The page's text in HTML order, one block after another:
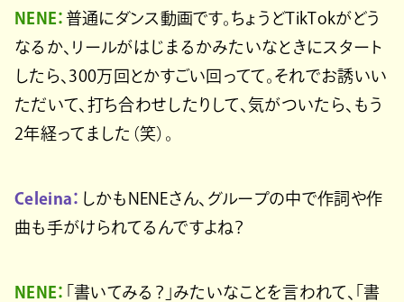
NENE： 普通にダンス動画です。ちょうどTikTokがどう
なるか、リールがはじまるかみたいなときにスタート
したら、300万回とかすごい回ってて。それでお誘いい
ただいて、打ち合わせしたりして、気がついたら、もう
2年経ってました（笑）。
Celeina： しかもNENEさん、グループの中で作詞や作
曲も手がけられてるんですよね？
NENE：
「書いてみる？」みたいなことを言われて、「書